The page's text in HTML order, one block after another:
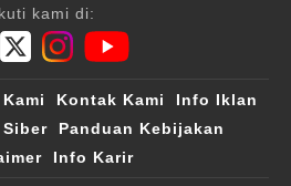
kami di:
Kontak Kami
Info Iklan
Siber
Panduan Kebijakan
Info Karir